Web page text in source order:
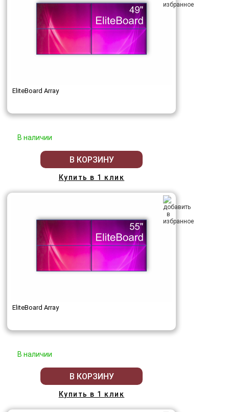
EliteBoard Array
В наличии
В КОРЗИНУ
Купить в 1 клик
EliteBoard Array
В наличии
В КОРЗИНУ
Купить в 1 клик